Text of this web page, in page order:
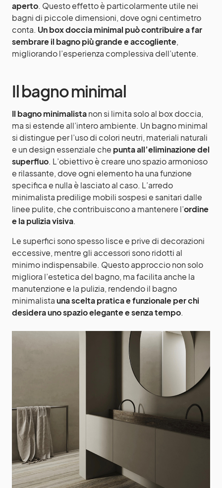
aperto. Questo effetto è particolarmente utile nei
bagni di piccole dimensioni, dove ogni centimetro
conta. Un box doccia minimal può contribuire a far
sembrare il bagno più grande e accogliente,
migliorando l’esperienza complessiva dell’utente.
Il bagno minimal
Il bagno minimalistanon si limita solo al box doccia,
ma si estende all’intero ambiente. Un bagno minimal
si distingue per l’uso di colori neutri, materiali naturali
e un design essenziale che punta all’eliminazione del
superfluo. L’obiettivo è creare uno spazio armonioso
e rilassante, dove ogni elemento ha una funzione
specifica e nulla è lasciato al caso. L’arredo
minimalista predilige mobili sospesi e sanitari dalle
linee pulite, che contribuiscono a mantenere l’ordine
e la pulizia visiva.
Le superfici sono spesso lisce e prive di decorazioni
eccessive, mentre gli accessori sono ridotti al
minimo indispensabile. Questo approccio non solo
migliora l’estetica del bagno, ma facilita anche la
manutenzione e la pulizia, rendendo il bagno
minimalistauna scelta pratica e funzionale per chi
desidera uno spazio elegante e senza tempo.